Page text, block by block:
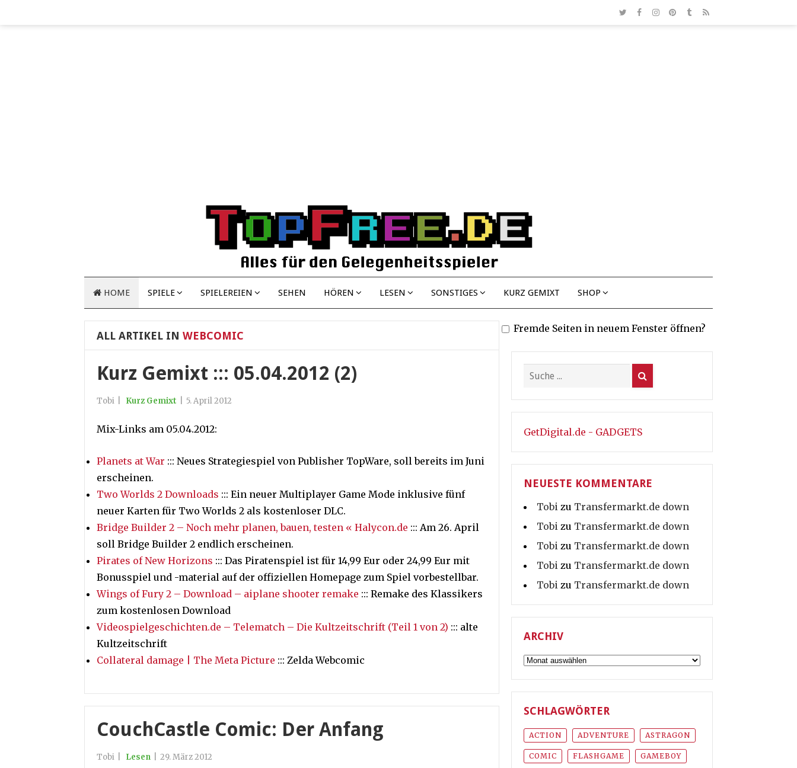
HOME SPIELE SPIELEREIEN SEHEN HÖREN LESEN SONSTIGES KURZ GEMIXT SHOP
ALL ARTIKEL IN WEBCOMIC
Kurz Gemixt ::: 05.04.2012 (2)
Tobi Kurz Gemixt 5. April 2012
Mix-Links am 05.04.2012:
Planets at War ::: Neues Strategiespiel von Publisher TopWare, soll bereits im Juni
erscheinen.
Two Worlds 2 Downloads ::: Ein neuer Multiplayer Game Mode inklusive fünf
neuer Karten für Two Worlds 2 als kostenloser DLC.
Bridge Builder 2 – Noch mehr planen, bauen, testen « Halycon.de ::: Am 26. April
soll Bridge Builder 2 endlich erscheinen.
Pirates of New Horizons ::: Das Piratenspiel ist für 14,99 Eur oder 24,99 Eur mit
Bonusspiel und -material auf der offiziellen Homepage zum Spiel vorbestellbar.
Wings of Fury 2 – Download – aiplane shooter remake ::: Remake des Klassikers
zum kostenlosen Download
Videospielgeschichten.de – Telematch – Die Kultzeitschrift (Teil 1 von 2) ::: alte
Kultzeitschrift
Collateral damage | The Meta Picture ::: Zelda Webcomic
CouchCastle Comic: Der Anfang
Tobi Lesen 29. März 2012
Fremde Seiten in neuem Fenster öffnen?
GetDigital.de - GADGETS
NEUESTE KOMMENTARE
Tobi zu Transfermarkt.de down
Tobi zu Transfermarkt.de down
Tobi zu Transfermarkt.de down
Tobi zu Transfermarkt.de down
Tobi zu Transfermarkt.de down
ARCHIV
Archiv
SCHLAGWÖRTER
ACTION ADVENTURE ASTRAGON
COMIC FLASHGAME GAMEBOY